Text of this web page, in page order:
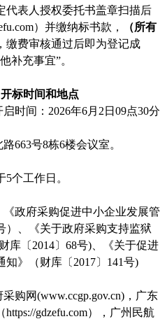
代表人授权委托书盖章扫描后
）并缴纳标书款，
（所有
，缴费审核通过后即为登记成
补充事宜”。
标时间和地点
时间：2026年6月2日09点30分
663号8栋6楼会议室。
个工作日。
政府采购促进中小企业发展管
）、《关于政府采购支持监狱
库〔2014〕68号)、《关于促进
》（财库〔2017〕141号)
购网(www.ccgp.gov.cn)，广东
gdzefu.com），广州民航